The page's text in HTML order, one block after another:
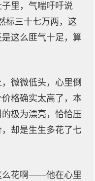
里，气喘吁吁说
三十七万两，这
这么匪气十足，算
微微低头，心里倒
格确实太高了，本
极为漂亮，恰恰压
却是生生多花了七
么花啊——他在心里